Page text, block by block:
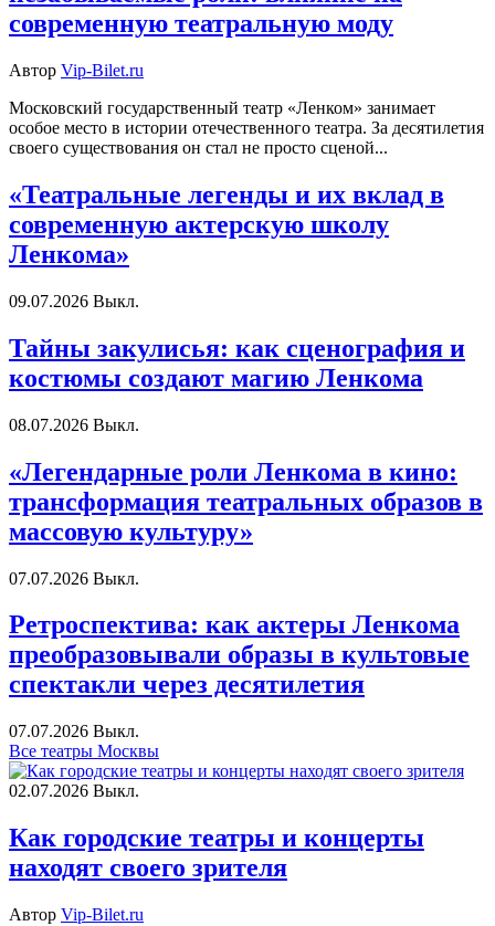
современную театральную моду
Автор Vip-Bilet.ru
Московский государственный театр «Ленком» занимает
особое место в истории отечественного театра. За десятилетия
своего существования он стал не просто сценой...
«Театральные легенды и их вклад в
современную актерскую школу
Ленкома»
09.07.2026 Выкл.
Тайны закулисья: как сценография и
костюмы создают магию Ленкома
08.07.2026 Выкл.
«Легендарные роли Ленкома в кино:
трансформация театральных образов в
массовую культуру»
07.07.2026 Выкл.
Ретроспектива: как актеры Ленкома
преобразовывали образы в культовые
спектакли через десятилетия
07.07.2026 Выкл.
Все театры Москвы
02.07.2026 Выкл.
Как городские театры и концерты
находят своего зрителя
Автор Vip-Bilet.ru